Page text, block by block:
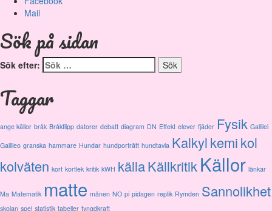
Mail
Sök på sidan
Sök efter:
Taggar
ange källor bråk Bråkflipp datorer debatt diagram DN Effekt elever fjäder Fysik Gallilei
Gallileo granska hammare Hundar hundporträtt hundtavla Kalkylkemikol
kolväten kort kortlek kritik kWH källaKällkritikKällor länkar
Ma Matematik matte månen NO pi pidagen replik Rymden Sannolikhet
skolan spel statistik tabeller tyngdkraft